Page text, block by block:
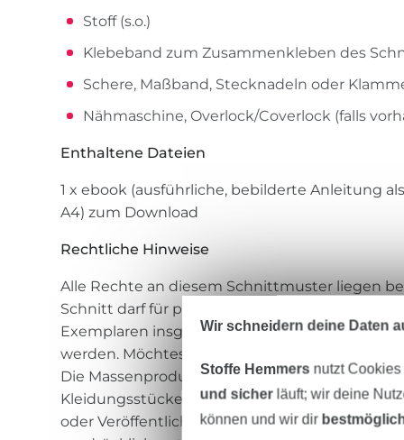
Stoff (s.o.)
Klebeband zum Zusammenkleben des
Schere, Maßband, Stecknadeln oder
Nähmaschine, Overlock/Coverlock (falls
Enthaltene Dateien
1 x ebook (ausführliche, bebilderte Anleitung
A4) zum Download
Rechtliche Hinweise
Alle Rechte an diesem Schnittmuster liegen
Schnitt darf für private Zwecke und zur
Exemplaren insgesamt auch zum
werden. Möchtest du mehr verkaufen, so
Die Massenproduktion von nach diesem
Kleidungsstücke sowie Weitergabe oder
oder Veröffentlichung (auch teilweise) dieses
Wir schneidern deine Daten
Stoffe Hemmers nutzt
und sicherläuft; wir deine
können und wir dir